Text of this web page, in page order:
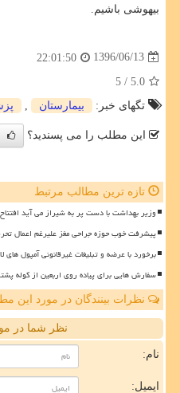
بیهوشی باشیم.
1396/06/13
22:01:50
5.0
/ 5
تگهای خبر:
بیمارستان
این مطلب را می پسندید؟
تازه ترین مطالب مرتبط
وزیر بهداشت با دست پر به شیراز می آید
پیشرفت خوب حوزه جراحی مغز علیرغم اعمال
برخورد با عرضه و تبلیغات غیرقانونی آمپول های
سفارش هایی برای پیاده روی اربعین از کوله
نظرات بینندگان در مورد این
نظر شما در
نام:
ایمیل: